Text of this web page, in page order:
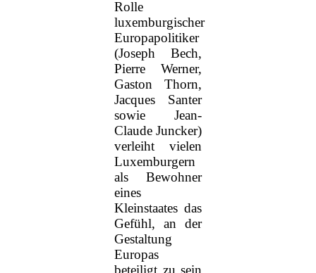
Rolle
luxemburgischer
Europapolitiker
(Joseph Bech,
Pierre Werner,
Gaston Thorn,
Jacques Santer
sowie Jean-
Claude Juncker)
verleiht vielen
Luxemburgern
als Bewohner
eines
Kleinstaates das
Gefühl, an der
Gestaltung
Europas
beteiligt zu sein